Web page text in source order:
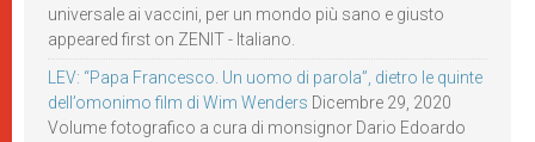
universale ai vaccini, per un mondo più sano e giusto
appeared first on ZENIT - Italiano.
LEV: “Papa Francesco. Un uomo di parola”, dietro le quinte
dell’omonimo film di Wim Wenders Dicembre 29, 2020
Volume fotografico a cura di monsignor Dario Edoardo